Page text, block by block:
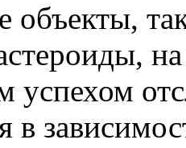
объекты,
в